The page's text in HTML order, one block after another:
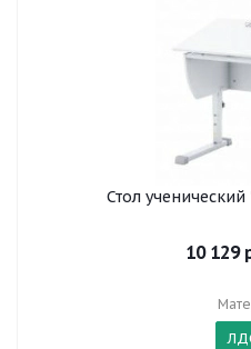
Стол
10 129